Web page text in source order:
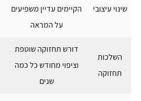
שינוי עיצובי
הקיימים עדיין משפיעים
על המראה
השלכות
תחזוקה
דורש תחזוקה שוטפת
וציפוי מחודש כל כמה
שנים